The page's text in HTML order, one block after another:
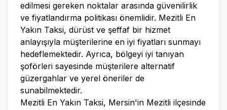
edilmesi gereken noktalar arasında güvenilirlik
ve fiyatlandırma politikası önemlidir. Mezitli En
Yakın Taksi, dürüst ve şeffaf bir hizmet
anlayışıyla müşterilerine en iyi fiyatları sunmayı
hedeflemektedir. Ayrıca, bölgeyi iyi tanıyan
şoförleri sayesinde müşterilere alternatif
güzergahlar ve yerel öneriler de
sunabilmektedir.
Mezitli En Yakın Taksi, Mersin'in Mezitli ilçesinde